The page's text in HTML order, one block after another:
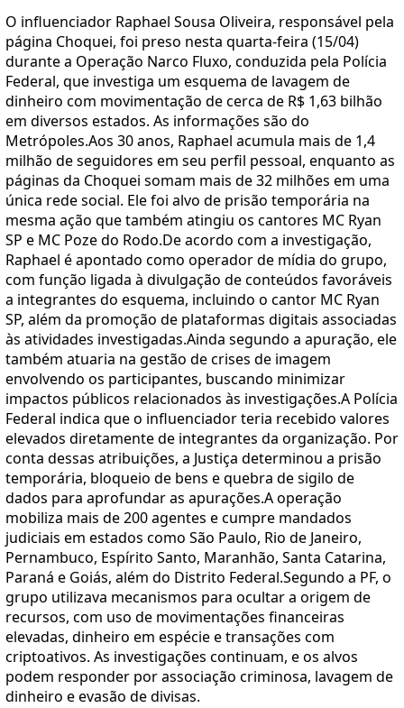
O influenciador Raphael Sousa Oliveira, responsável pela
página Choquei, foi preso nesta quarta-feira (15/04)
durante a Operação Narco Fluxo, conduzida pela Polícia
Federal, que investiga um esquema de lavagem de
dinheiro com movimentação de cerca de R$ 1,63 bilhão
em diversos estados. As informações são do
Metrópoles.Aos 30 anos, Raphael acumula mais de 1,4
milhão de seguidores em seu perfil pessoal, enquanto as
páginas da Choquei somam mais de 32 milhões em uma
única rede social. Ele foi alvo de prisão temporária na
mesma ação que também atingiu os cantores MC Ryan
SP e MC Poze do Rodo.De acordo com a investigação,
Raphael é apontado como operador de mídia do grupo,
com função ligada à divulgação de conteúdos favoráveis
a integrantes do esquema, incluindo o cantor MC Ryan
SP, além da promoção de plataformas digitais associadas
às atividades investigadas.Ainda segundo a apuração, ele
também atuaria na gestão de crises de imagem
envolvendo os participantes, buscando minimizar
impactos públicos relacionados às investigações.A Polícia
Federal indica que o influenciador teria recebido valores
elevados diretamente de integrantes da organização. Por
conta dessas atribuições, a Justiça determinou a prisão
temporária, bloqueio de bens e quebra de sigilo de
dados para aprofundar as apurações.A operação
mobiliza mais de 200 agentes e cumpre mandados
judiciais em estados como São Paulo, Rio de Janeiro,
Pernambuco, Espírito Santo, Maranhão, Santa Catarina,
Paraná e Goiás, além do Distrito Federal.Segundo a PF, o
grupo utilizava mecanismos para ocultar a origem de
recursos, com uso de movimentações financeiras
elevadas, dinheiro em espécie e transações com
criptoativos. As investigações continuam, e os alvos
podem responder por associação criminosa, lavagem de
dinheiro e evasão de divisas.